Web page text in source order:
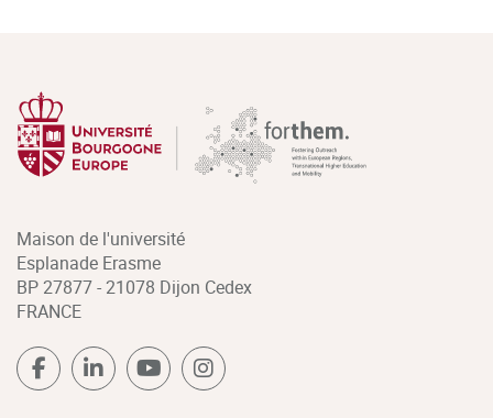
Maison de l'université
Esplanade Erasme
BP 27877 - 21078 Dijon Cedex
FRANCE